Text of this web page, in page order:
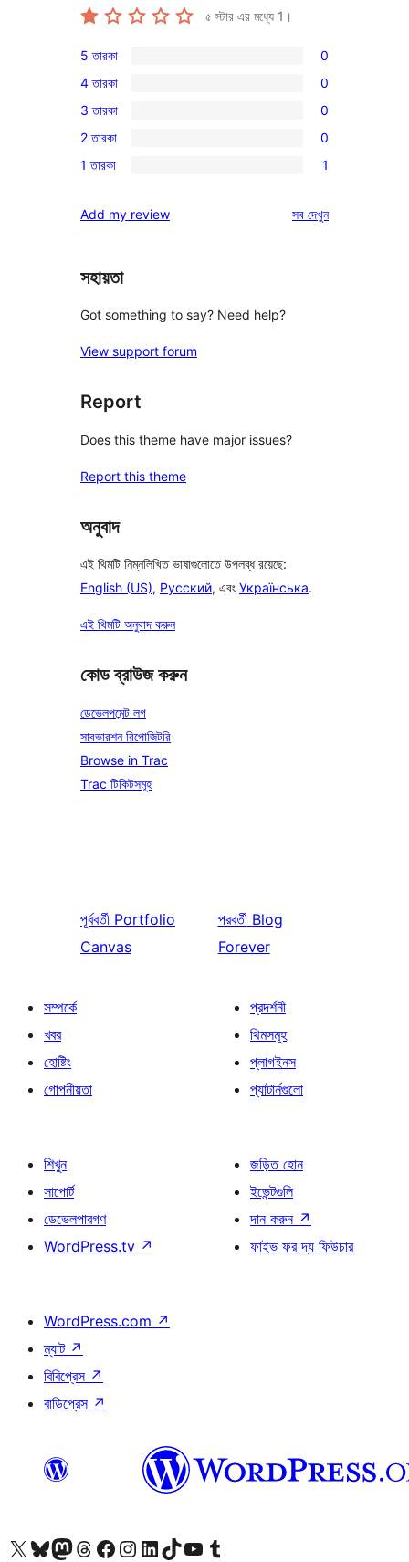
৫ স্টার এর মধ্যে 1 ।
0টি
5-
স্টার
রিভিউ
5 তারকা 0
0টি
4-
স্টার
রিভিউ
4 তারকা 0
0টি
3-
স্টার
3 তারকা 0
0টি
2-
রিভিউ
2 তারকা 0
1টি
স্টার
1 তারকা 1
Add my review সবরিভিউ
দেখুন
সহায়তা
Got something to say? Need help?
View support forum
Report
Does this theme have major issues?
Report this theme
অনুবাদ
এই থিমটি নিম্নলিখিত ভাষাগুলোতে উপলব্ধ রয়েছে:
English (US), Русский, এবং Українська.
এই থিমটি অনুবাদ করুন
কোড ব্রাউজ করুন
ডেভেলপমেন্ট লগ
সাবভারশন রিপোজিটরি
Browse in Trac
Trac টিকিটসমূহ
পূর্ববর্তী Portfolio
Canvas
পরবর্তী Blog
Forever
সম্পর্কে
খবর
হোষ্টিং
গোপনীয়তা
প্রদর্শনী
থিমসমূহ
প্লাগইনস
প্যাটার্নগুলো
শিখুন
সাপোর্ট
ডেভেলপারগণ
WordPress.tv ↗
জড়িত হোন
ইভেন্টগুলি
দান করুন ↗
ফাইভ ফর দ্য ফিউচার
WordPress.com ↗
ম্যাট ↗
বিবিপ্রেস ↗
বাডিপ্রেস ↗
আমাদের X (আগের টুইটার) অ্যাকাউন্টে যানআমাদের Bluesky অ্যাকাউন্টটি দেখুনআমাদের মাস্টোডন অ্যাকাউন্টটি দেখুনআমাদের থ্রেডস অ্যাকাউন্টটি দেখুনআমাদের ফেসবুক পেজ দেখুনআমাদের ইন্সটাগ্রাম অ্যাকাউন্ট দেখুনআমাদের লিঙ্কডইন অ্যাকাউন্টে যানআমাদের TikTok অ্যাকাউন্টটি দেখুনআমাদের ইউটিউব চ্যানেলে যান আমাদের টাম্বলার অ্যাকাউন্ট দেখুন